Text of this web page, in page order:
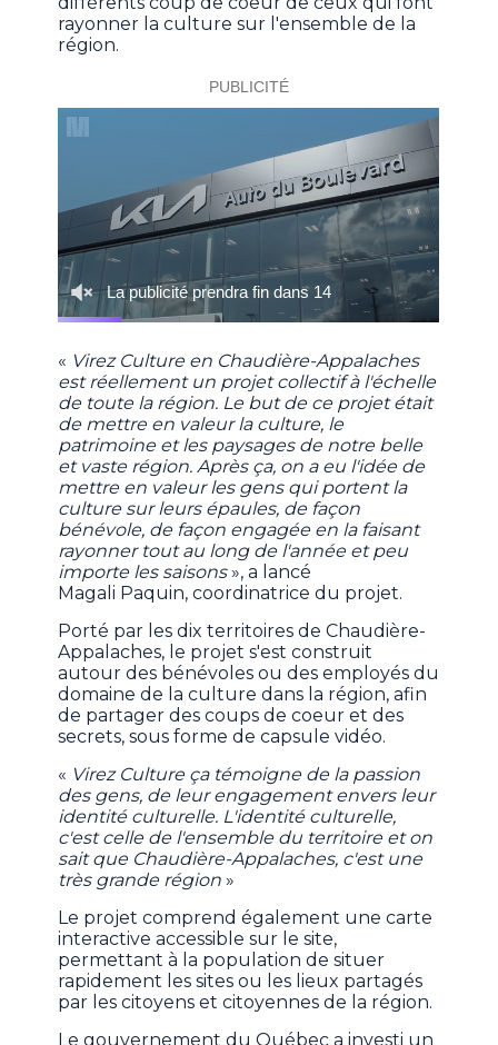
rayonner la culture sur l'ensemble de la
région.
« Virez Culture en Chaudière-Appalaches
est réellement un projet collectif à l'échelle
de toute la région. Le but de ce projet était
de mettre en valeur la culture, le
patrimoine et les paysages de notre belle
et vaste région. Après ça, on a eu l'idée de
mettre en valeur les gens qui portent la
culture sur leurs épaules, de façon
bénévole, de façon engagée en la faisant
rayonner tout au long de l'année et peu
importe les saisons», a lancé
Magali Paquin, coordinatrice du projet.
Porté par les dix territoires de Chaudière-
Appalaches, le projet s'est construit
autour des bénévoles ou des employés du
domaine de la culture dans la région, afin
de partager des coups de coeur et des
secrets, sous forme de capsule vidéo.
« Virez Culture ça témoigne de la passion
des gens, de leur engagement envers leur
identité culturelle. L'identité culturelle,
c'est celle de l'ensemble du territoire et on
sait que Chaudière-Appalaches, c'est une
très grande région»
Le projet comprend également une carte
interactive accessible sur le site,
permettant à la population de situer
rapidement les sites ou les lieux partagés
par les citoyens et citoyennes de la région.
Le gouvernement du Québec a investi un